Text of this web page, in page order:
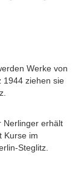
Werke von
1944 ziehen sie
Nerlinger erhält
Kurse im
Steglitz.